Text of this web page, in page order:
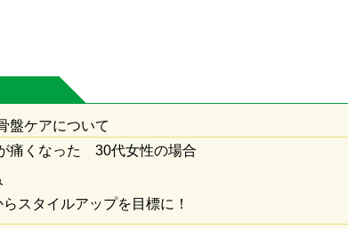
盤ケアについて
痛くなった 30代女性の場合
スタイルアップを目標に！